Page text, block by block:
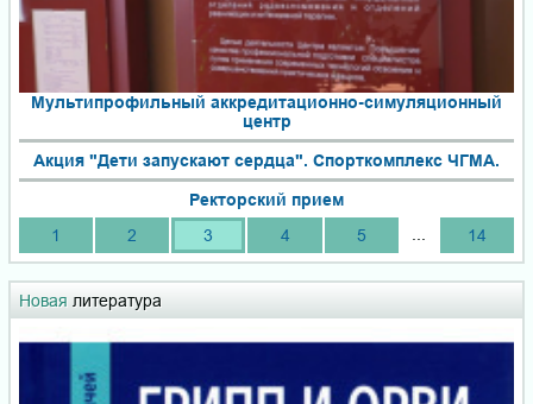
Мультипрофильный аккредитационно-симуляционный
центр
Акция "Дети запускают сердца". Спорткомплекс ЧГМА.
Ректорский прием
1
2 3 4 5 14
Новая литература